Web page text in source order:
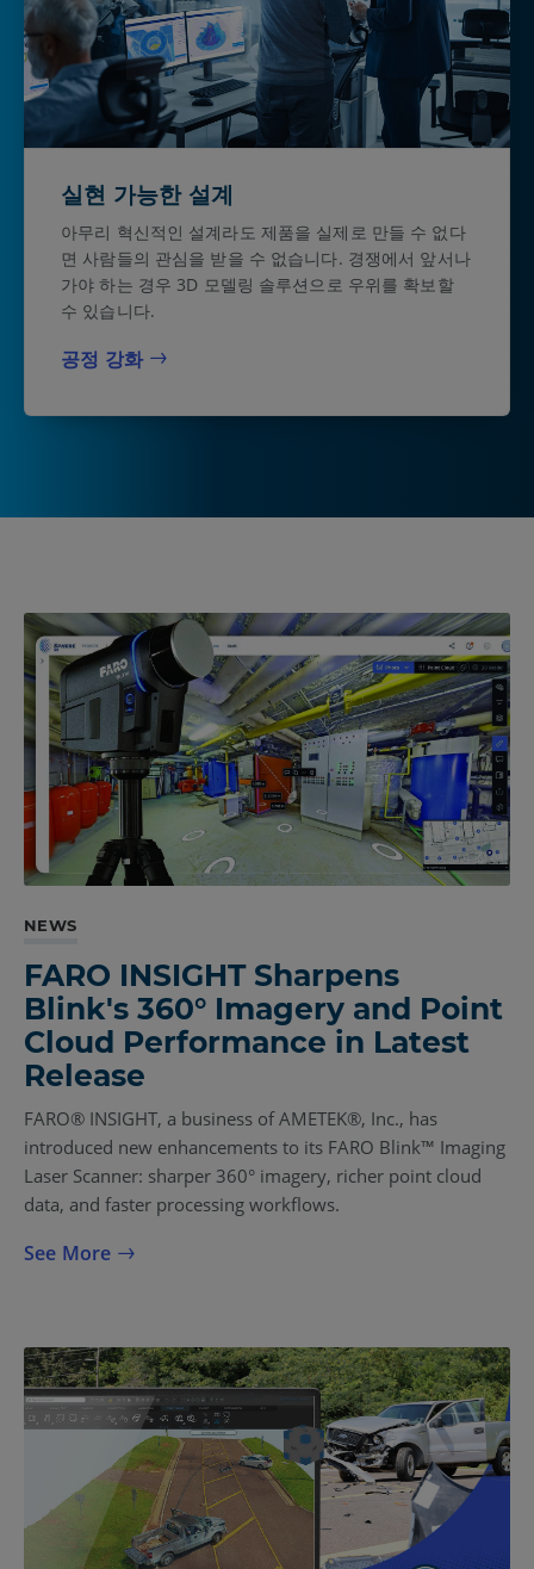
실현 가능한 설계
아무리 혁신적인 설계라도 제품을 실제로 만들 수 없다
면 사람들의 관심을 받을 수 없습니다. 경쟁에서 앞서나
가야 하는 경우 3D 모델링 솔루션으로 우위를 확보할
수 있습니다.
공정 강화
NEWS
FARO INSIGHT Sharpens
Blink's 360° Imagery and Point
Cloud Performance in Latest
Release
FARO® INSIGHT, a business of AMETEK®, Inc., has
introduced new enhancements to its FARO Blink™ Imaging
Laser Scanner: sharper 360° imagery, richer point cloud
data, and faster processing workflows.
See More